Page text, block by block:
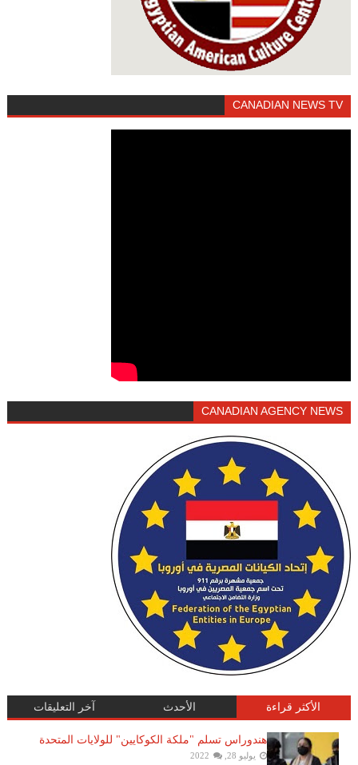
CANADIAN NEWS TV
CANADIAN AGENCY NEWS
الأكثر قراءة الأحدث آخر التعليقات
هندوراس تسلم "ملكة الكوكايين" للولايات المتحدة
يوليو 28, 2022